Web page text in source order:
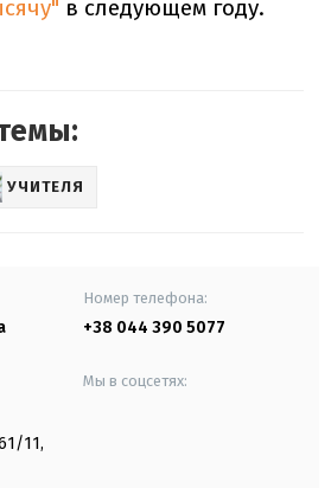
в следующем году.
УЧИТЕЛЯ
Номер телефона:
+38 044 390 5077
11,
Мы в соцсетях: